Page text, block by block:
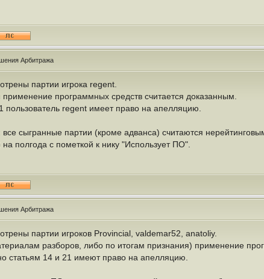
Арбитража
партии игрока regent.
программных средств считается доказанным.
пользователь regent имеет право на апелляцию.
все сыгранные партии (кроме адванса) считаются
полгода с пометкой к нику "Использует ПО".
Арбитража
партии игроков Provincial, valdemar52, anatoliy.
разборов, либо по итогам признания) применение
статьям 14 и 21 имеют право на апелляцию.